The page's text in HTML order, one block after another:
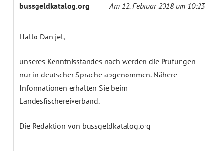
bussgeldkatalog.org Am 12. Februar 2018 um 10:23
Hallo Danijel,
unseres Kenntnisstandes nach werden die Prüfungen
nur in deutscher Sprache abgenommen. Nähere
Informationen erhalten Sie beim
Landesfischereiverband.
Die Redaktion von bussgeldkatalog.org